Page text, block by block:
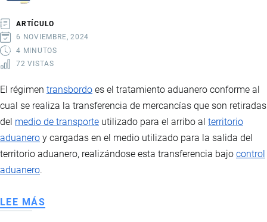
ARTÍCULO
6 NOVIEMBRE, 2024
4 MINUTOS
72 VISTAS
El régimen transbordo es el tratamiento aduanero conforme al
cual se realiza la transferencia de mercancías que son retiradas
del medio de transporte utilizado para el arribo al territorio
aduanero y cargadas en el medio utilizado para la salida del
territorio aduanero, realizándose esta transferencia bajo control
aduanero.
LEE MÁS